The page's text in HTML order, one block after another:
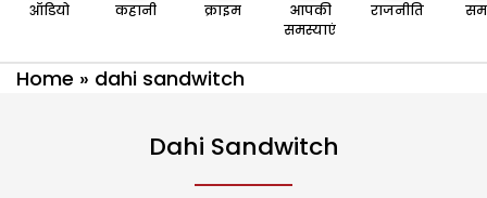
ऑडियो कहानी क्राइम
आपकी
समस्याएं
राजनीति
Home » dahi sandwitch
Dahi Sandwitch